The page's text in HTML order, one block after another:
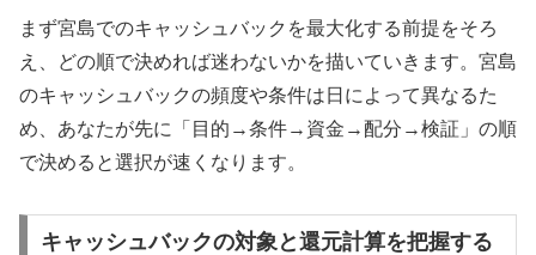
まず宮島でのキャッシュバックを最大化する前提をそろ
え、どの順で決めれば迷わないかを描いていきます。宮島
のキャッシュバックの頻度や条件は日によって異なるた
め、あなたが先に「目的→条件→資金→配分→検証」の順
で決めると選択が速くなります。
キャッシュバックの対象と還元計算を把握する